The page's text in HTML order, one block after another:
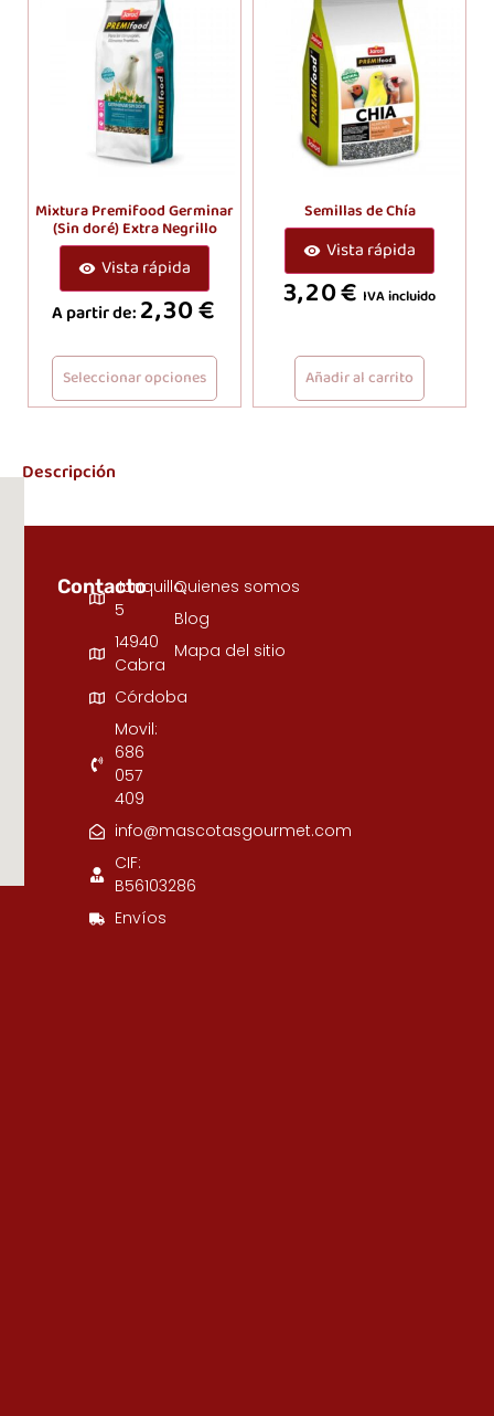
Mixtura Premifood Germinar
(Sin doré) Extra Negrillo
Vista rápida
A partir de: 2,30€
Seleccionar opciones
Semillas de Chía
Vista rápida
3,20€ IVA incluido
Añadir al carrito
Descripción
ContactoJunquillo,
5
14940
Cabra
Córdoba
Movil:
686
057
409
info@mascotasgourmet.com
CIF:
B56103286
Envíos
Quienes somos
Blog
Mapa del sitio